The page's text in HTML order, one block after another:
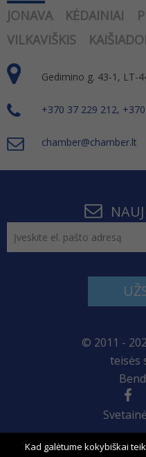
JONAVA
KĖDAINIAI
VILKAVIŠKIS
Gedimino g. 43-1, LT-
+370 37 229 212,
chamber@chamber.lt
© 2011 -
teisės
Kad galėtume kokybiškai